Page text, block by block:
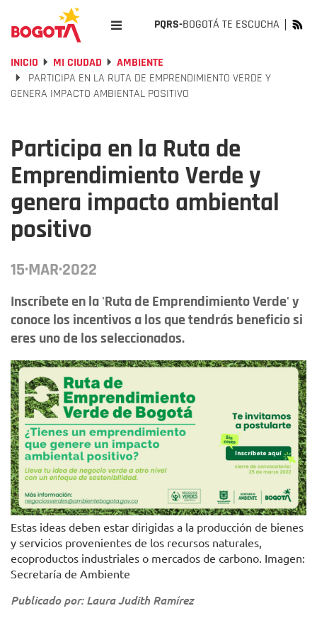
PQRS-BOGOTÁ TE ESCUCHA
INICIO MI CIUDAD
AMBIENTE
PARTICIPA EN LA RUTA DE EMPRENDIMIENTO VERDE Y
GENERA IMPACTO AMBIENTAL POSITIVO
Participa en la Ruta de
Emprendimiento Verde y
genera impacto ambiental
positivo
15·MAR·2022
Inscríbete en la 'Ruta de Emprendimiento Verde' y
conoce los incentivos a los que tendrás beneficio si
eres uno de los seleccionados.
Estas ideas deben estar dirigidas a la producción de bienes
y servicios provenientes de los recursos naturales,
ecoproductos industriales o mercados de carbono. Imagen:
Secretaría de Ambiente
Publicado por: Laura Judith Ramírez